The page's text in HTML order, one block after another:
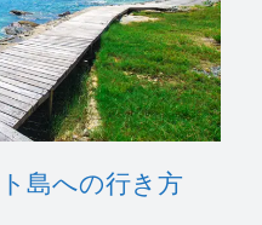
島への行き方